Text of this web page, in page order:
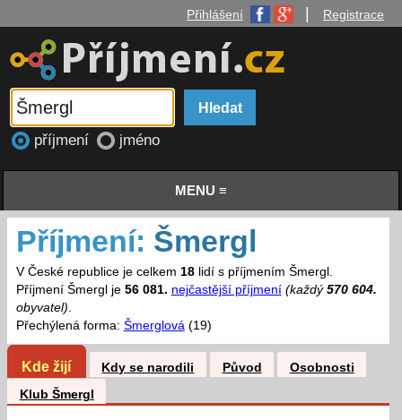
Přihlášení Registrace
příjmení jméno
MENU ≡
Příjmení: Šmergl
V České republice je celkem 18lidí s příjmením Šmergl.
Příjmení Šmergl je 56 081. nejčastější příjmení (každý 570 604.
obyvatel).
Přechýlená forma: Šmerglová(19)
Kde žijí Kdy se narodili Původ
Osobnosti
Klub Šmergl